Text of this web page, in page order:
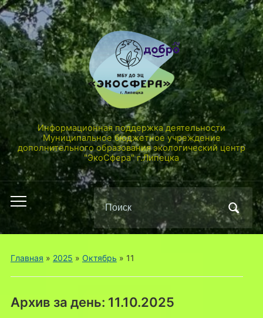
Информационная поддержка деятельности
Муниципальное бюджетное учреждение
дополнительного образования экологический центр
"ЭкоСфера" г.Липецка
Переключить
мобильное
меню
Поиск
по:
Главная » 2025 » Октябрь » 11
Архив за день: 11.10.2025